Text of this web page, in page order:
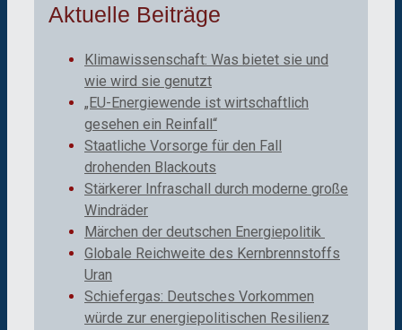
Aktuelle Beiträge
Klimawissenschaft: Was bietet sie und
wie wird sie genutzt
„EU-Energiewende ist wirtschaftlich
gesehen ein Reinfall“
Staatliche Vorsorge für den Fall
drohenden Blackouts
Stärkerer Infraschall durch moderne große
Windräder
Märchen der deutschen Energiepolitik
Globale Reichweite des Kernbrennstoffs
Uran
Schiefergas: Deutsches Vorkommen
würde zur energiepolitischen Resilienz